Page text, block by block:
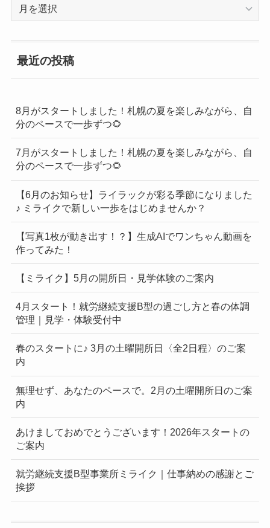
一
覧
最近の投稿
8月がスタートしました！札幌の夏を楽しみながら、自
分のペースで一歩ずつ🌻
7月がスタートしました！札幌の夏を楽しみながら、自
分のペースで一歩ずつ🌻
【6月のお知らせ】ライラックが彩る季節になりました
♪ ミライクで新しい一歩をはじめませんか？
【写真1枚が動き出す！？】生成AIでワンちゃん動画を
作ってみた！
【ミライク】5月の開所日・見学体験のご案内
4月スタート！就労継続支援B型の過ごし方と春の体調
管理｜見学・体験受付中
春のスタートに♪ 3月の土曜開所日〈全2日程〉のご案
内
無理せず、あなたのペースで。2月の土曜開所日のご案
内
あけましておめでとうございます！2026年スタートの
ご案内
就労継続支援B型事業所ミライク｜仕事納めの感謝とご
挨拶